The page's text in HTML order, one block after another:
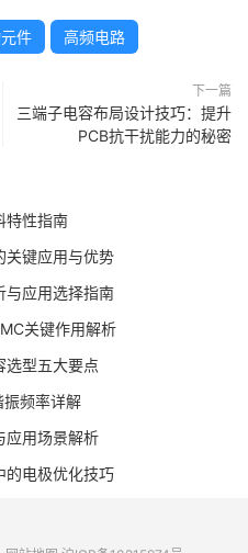
件 高频电路
下一篇
三端子电容布局设计技巧：提升
PCB抗干扰能力的秘密
特性指南
关键应用与优势
与应用选择指南
关键作用解析
选型五大要点
振频率详解
应用场景解析
的电极优化技巧